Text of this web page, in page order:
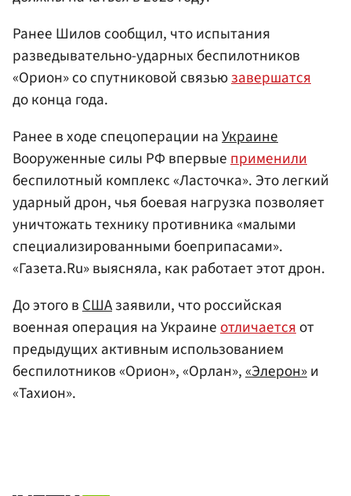
Ранее Шилов сообщил, что испытания
разведывательно-ударных беспилотников
«Орион» со спутниковой связьюзавершатся
до конца года.
Ранее в ходе спецоперации наУкраине
Вооруженные силы РФ впервыеприменили
беспилотный комплекс «Ласточка». Это легкий
ударный дрон, чья боевая нагрузка позволяет
уничтожать технику противника «малыми
специализированными боеприпасами».
«Газета.Ru» выясняла, как работает этот дрон.
До этого вСШАзаявили, что российская
военная операция на Украинеотличаетсяот
предыдущих активным использованием
беспилотников «Орион», «Орлан»,«Элерон»и
«Тахион».